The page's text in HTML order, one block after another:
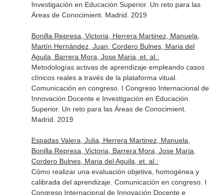
Investigación en Educación Superior. Un reto para las
Áreas de Conocimient. Madrid. 2019
Bonilla Represa, Victoria, Herrera Martinez, Manuela,
Martín Hernández, Juan, Cordero Bulnes, Maria del
Aguila, Barrera Mora, Jose Maria, et. al.:
Metodologías activas de aprendizaje empleando casos
clínicos reales a través de la plataforma vitual.
Comunicación en congreso. I Congreso Internacional de
Innovación Docente e Investigación en Educación
Superior. Un reto para las Áreas de Conocimient.
Madrid. 2019
Espadas Valera, Julia, Herrera Martinez, Manuela,
Bonilla Represa, Victoria, Barrera Mora, Jose Maria,
Cordero Bulnes, Maria del Aguila, et. al.:
Cómo realizar una evaluación objetiva, homogénea y
calibrada del aprendizaje. Comunicación en congreso. I
Congreso Internacional de Innovación Docente e